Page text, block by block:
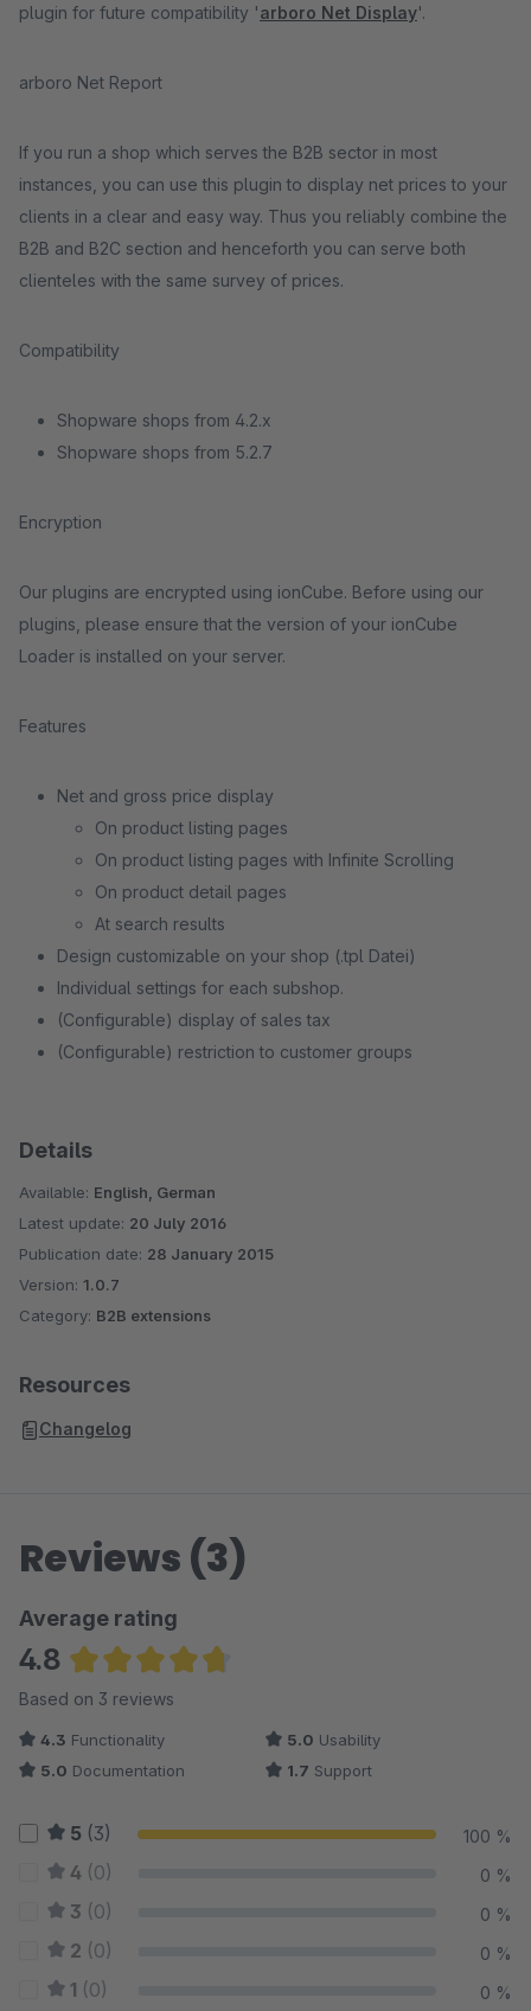
plugin for future compatibility 'arboro Net Display'.
arboro Net Report
If you run a shop which serves the B2B sector in most
instances, you can use this plugin to display net prices to your
clients in a clear and easy way. Thus you reliably combine the
B2B and B2C section and henceforth you can serve both
clienteles with the same survey of prices.
Compatibility
Shopware shops from 4.2.x
Shopware shops from 5.2.7
Encryption
Our plugins are encrypted using ionCube. Before using our
plugins, please ensure that the version of your ionCube
Loader is installed on your server.
Features
Net and gross price display
On product listing pages
On product listing pages with Infinite Scrolling
On product detail pages
At search results
Design customizable on your shop (.tpl Datei)
Individual settings for each subshop.
(Configurable) display of sales tax
(Configurable) restriction to customer groups
Details
Available: English, German
Latest update: 20 July 2016
Publication date: 28 January 2015
Version: 1.0.7
Category: B2B extensions
Resources
Changelog
Reviews (3)
Average rating
4.8
Average rating of 4.83 out of 5 stars
Based on 3 reviews
4.3 Functionality 5.0 Usability
5.0 Documentation 1.7 Support
5 (3) 100 %
4 (0) 0 %
3 (0) 0 %
2 (0) 0 %
1 (0) 0 %